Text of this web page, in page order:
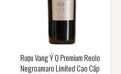
Rượu Vang Ý Q Premium Reolo
Negroamaro Limited Cao Cấp